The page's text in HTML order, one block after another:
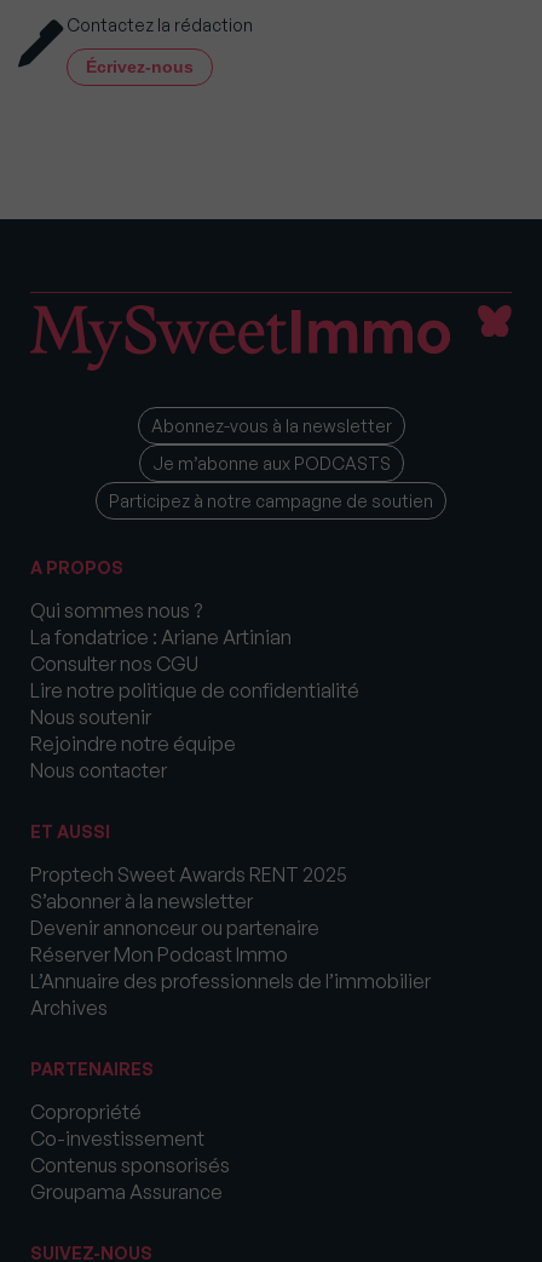
Contactez la rédaction
Écrivez-nous
Abonnez-vous à la newsletter
Je m’abonne aux PODCASTS
Participez à notre campagne de soutien
A PROPOS
Qui sommes nous ?
La fondatrice : Ariane Artinian
Consulter nos CGU
Lire notre politique de confidentialité
Nous soutenir
Rejoindre notre équipe
Nous contacter
ET AUSSI
Proptech Sweet Awards RENT 2025
S’abonner à la newsletter
Devenir annonceur ou partenaire
Réserver Mon Podcast Immo
L’Annuaire des professionnels de l’immobilier
Archives
PARTENAIRES
Copropriété
Co-investissement
Contenus sponsorisés
Groupama Assurance
SUIVEZ-NOUS